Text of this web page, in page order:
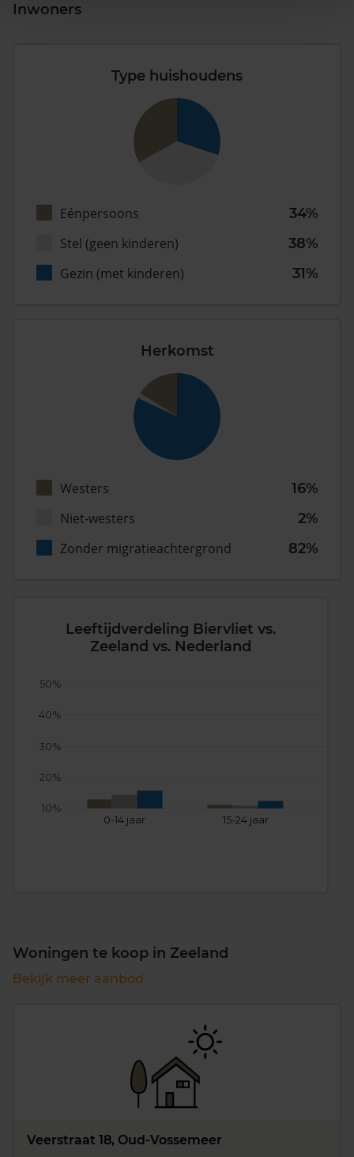
Inwoners
Type huishoudens
Eénpersoons
34%
Stel (geen kinderen)
38%
Gezin (met kinderen)
31%
Herkomst
Westers
16%
Niet-westers
2%
Zonder migratieachtergrond
82%
Leeftijdverdeling Biervliet vs.
Zeeland vs. Nederland
0-14 jaar 15-24 jaar
10%
20%
30%
40%
50%
Woningen te koop in Zeeland
Bekijk meer aanbod
Veerstraat 18, Oud-Vossemeer